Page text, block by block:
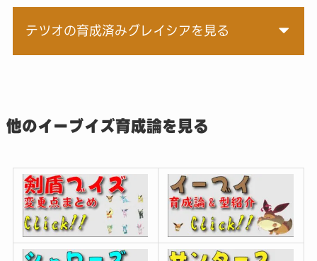
テツオの育成済みグレイシアを見る
他のイーブイズ育成論を見る